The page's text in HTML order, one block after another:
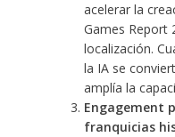
acelerar la
Games Report
localización.
la IA se
amplía la
Engagement
franquicias